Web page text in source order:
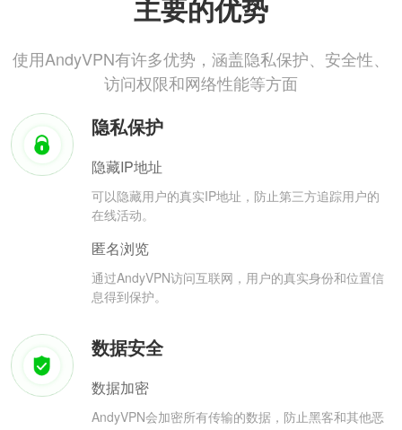
主要的优势
使用AndyVPN有许多优势，涵盖隐私保护、安全性、
访问权限和网络性能等方面
隐私保护
隐藏IP地址
可以隐藏用户的真实IP地址，防止第三方追踪用户的
在线活动。
匿名浏览
通过AndyVPN访问互联网，用户的真实身份和位置信
息得到保护。
数据安全
数据加密
AndyVPN会加密所有传输的数据，防止黑客和其他恶